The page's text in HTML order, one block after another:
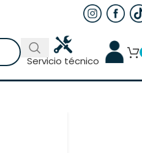
Servicio técnico